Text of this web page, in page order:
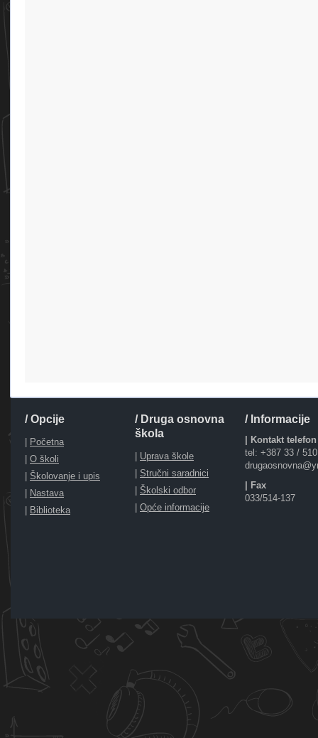
/ Opcije
| Početna
| O školi
| Školovanje i upis
| Nastava
| Biblioteka
/ Druga osnovna
škola
| Uprava škole
| Stručni saradnici
| Školski odbor
| Opće informacije
/ Informacije
| Kontakt telefon
tel: +387 33 /
| Fax
033/514-137